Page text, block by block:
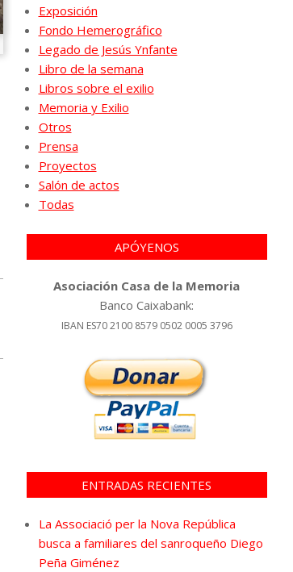
Exposición
Fondo Hemerográfico
Legado de Jesús Ynfante
Libro de la semana
Libros sobre el exilio
Memoria y Exilio
Otros
Prensa
Proyectos
Salón de actos
Todas
APÓYENOS
Asociación Casa de la Memoria
Banco Caixabank:
IBAN ES70 2100 8579 0502 0005 3796
ENTRADAS RECIENTES
La Associació per la Nova República
busca a familiares del sanroqueño Diego
Peña Giménez